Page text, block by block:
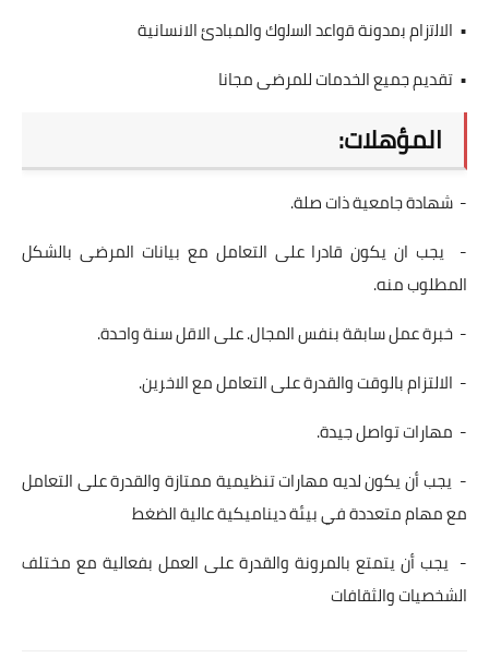
• اﻻﻟﺗزام ﺑﻣدوﻧﺔ ﻗواﻋد اﻟﺳﻟوك والمبادئ الانسانية
• تقديم جميع الخدمات للمرضى مجانا
المؤهلات:
- شهادة جامعية ذات صلة.
- يجب ان يكون قادرا على التعامل مع بيانات المرضى بالشكل
المطلوب منه.
- خبرة عمل سابقة بنفس المجال. على الاقل سنة واحدة.
- الالتزام بالوقت والقدرة على التعامل مع الاخرين.
- مهارات تواصل جيدة.
- يجب أن يكون لديه مهارات تنظيمية ممتازة والقدرة على التعامل
مع مهام متعددة في بيئة ديناميكية عالية الضغط
- يجب أن يتمتع بالمرونة والقدرة على العمل بفعالية مع مختلف
الشخصيات والثقافات